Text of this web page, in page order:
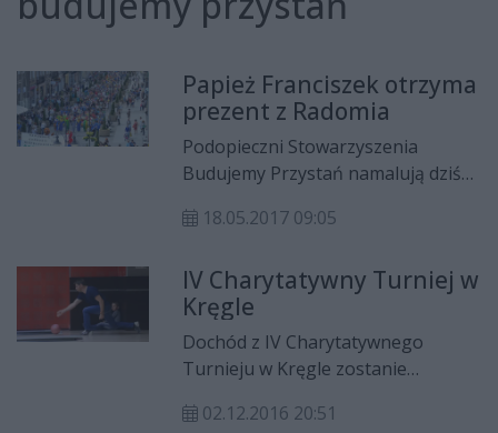
Papież Franciszek otrzyma
prezent z Radomia
Podopieczni Stowarzyszenia
Budujemy Przystań namalują dziś
18.05.2017 09:05
IV Charytatywny Turniej w
Kręgle
Dochód z IV Charytatywnego
Turnieju w Kręgle zostanie
której dorośli podopieczni
02.12.2016 20:51